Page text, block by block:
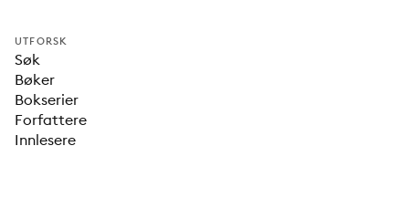
UTFORSK
Søk
Bøker
Bokserier
Forfattere
Innlesere